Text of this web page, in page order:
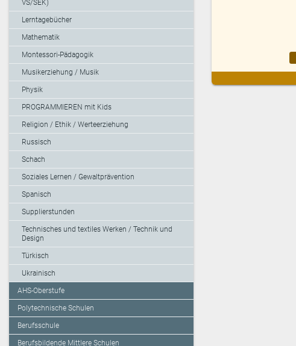
VS/SEK)
Lerntagebücher
Mathematik
Montessori-Pädagogik
Musikerziehung / Musik
Physik
PROGRAMMIEREN mit Kids
Religion / Ethik / Werteerziehung
Russisch
Schach
Soziales Lernen / Gewaltprävention
Spanisch
Supplierstunden
Technisches und textiles Werken / Technik und
Design
Türkisch
Ukrainisch
AHS-Oberstufe
Polytechnische Schulen
Berufsschule
Berufsbildende Mittlere Schulen